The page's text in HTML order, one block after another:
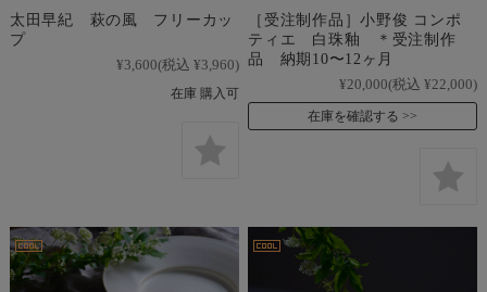
太田早紀 萩の風 フリーカッ
プ
¥3,600(税込 ¥3,960)
在庫 購入可
［受注制作品］小野俊 コンポ
ティエ 白珠釉 ＊受注制作
品 納期10〜12ヶ月
¥20,000(税込 ¥22,000)
在庫を確認する